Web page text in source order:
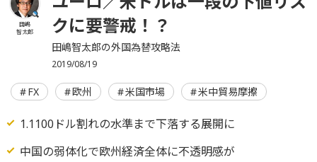
田嶋
智太郎
クに要警戒！？
田嶋智太郎の外国為替攻略法
2019/08/19
FX 欧州 米国市場 米中貿易摩擦
1.1100ドル割れの水準まで下落する展開に
中国の弱体化で欧州経済全体に不透明感が